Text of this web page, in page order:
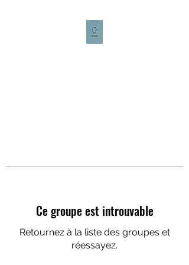
Ce groupe est introuvable
Retournez à la liste des groupes et
réessayez.